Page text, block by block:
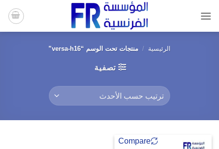
للمحتوى
الرئيسية / منتجات تحت الوسم “versa-h16”
تصفية
Compare